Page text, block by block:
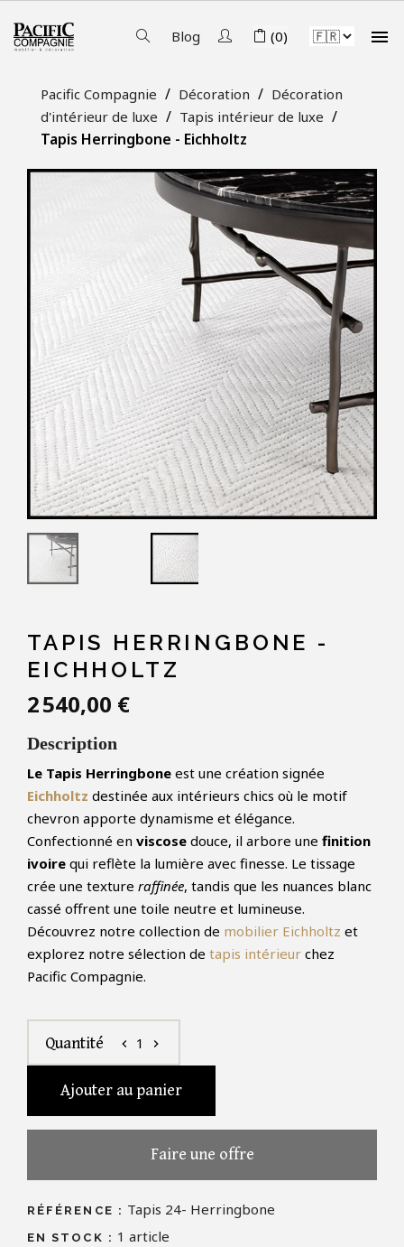
Blog (0) 
Pacific Compagnie Décoration
Décoration
d'intérieur de luxe
Tapis intérieur de luxe
Tapis Herringbone - Eichholtz
TAPIS HERRINGBONE -
EICHHOLTZ
2 540,00 €
Description
Le Tapis Herringbone est une création signée
Eichholtz destinée aux intérieurs chics où le motif
chevron apporte dynamisme et élégance.
Confectionné en viscose douce, il arbore une finition
ivoire qui reflète la lumière avec finesse. Le tissage
crée une texture raffinée, tandis que les nuances blanc
cassé offrent une toile neutre et lumineuse.
Découvrez notre collection de mobilier Eichholtz et
explorez notre sélection de tapis intérieur chez
Pacific Compagnie.
Quantité chevron_left 1 chevron_right
Ajouter au panier
Faire une offre
RÉFÉRENCE : Tapis 24- Herringbone
EN STOCK : 1 article